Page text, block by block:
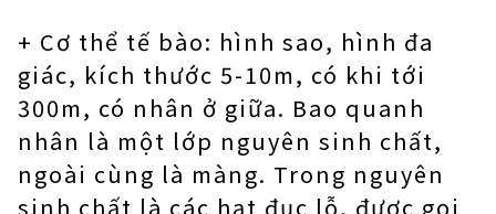
+ Cơ thể tế bào: hình sao, hình đa
giác, kích thước 5-10m, có khi tới
300m, có nhân ở giữa. Bao quanh
nhân là một lớp nguyên sinh chất,
ngoài cùng là màng. Trong nguyên
sinh chất là các hạt đục lỗ, được gọi